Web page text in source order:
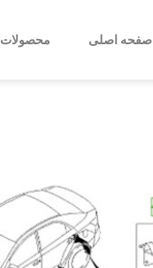
صفحه اصلی محصولات